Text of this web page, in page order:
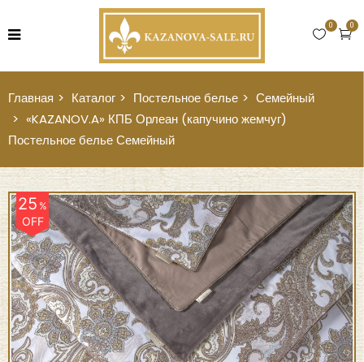
0
0
Главная Каталог Постельное белье
Семейный
«KAZANOV.A» КПБ Орлеан (капучино жемчуг)
Постельное белье Семейный
25%
OFF